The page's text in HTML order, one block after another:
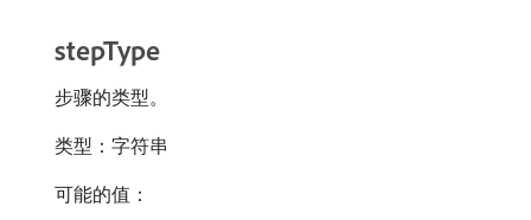
stepType
步骤的类型。
类型：字符串
可能的值：